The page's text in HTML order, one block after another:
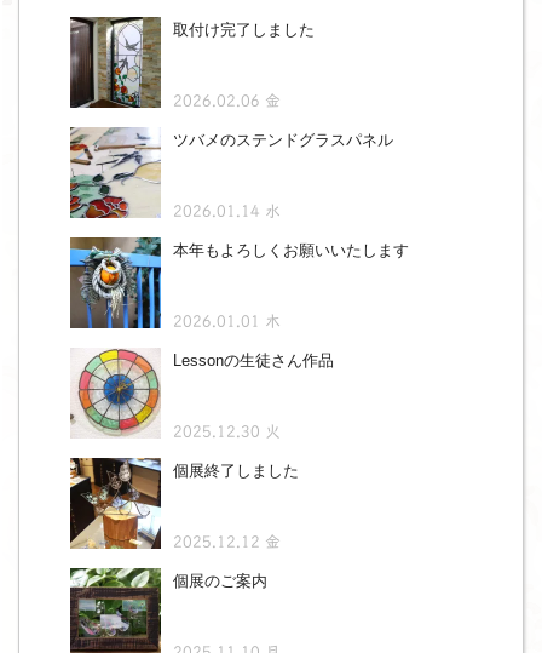
取付け完了しました
2026.02.06 金
ツバメのステンドグラスパネル
2026.01.14 水
本年もよろしくお願いいたします
2026.01.01 木
Lessonの生徒さん作品
2025.12.30 火
個展終了しました
2025.12.12 金
個展のご案内